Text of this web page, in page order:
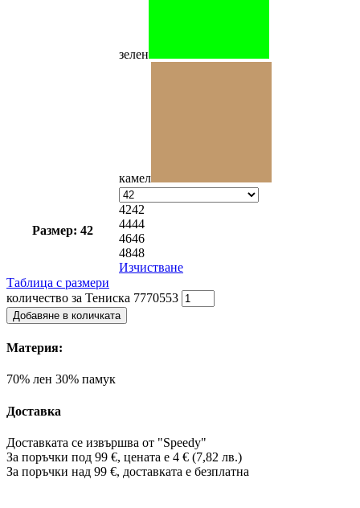
зелен
камел
Размер: 42
4242
4444
4646
4848
Изчистване
Таблица с размери
количество за Тениска 7770553
Добавяне в количката
Материя:
70% лен 30% памук
Доставка
Доставката се извършва от "Speedy"
За поръчки под 99 €, цената е 4 € (7,82 лв.)
За поръчки над 99 €, доставката е безплатна